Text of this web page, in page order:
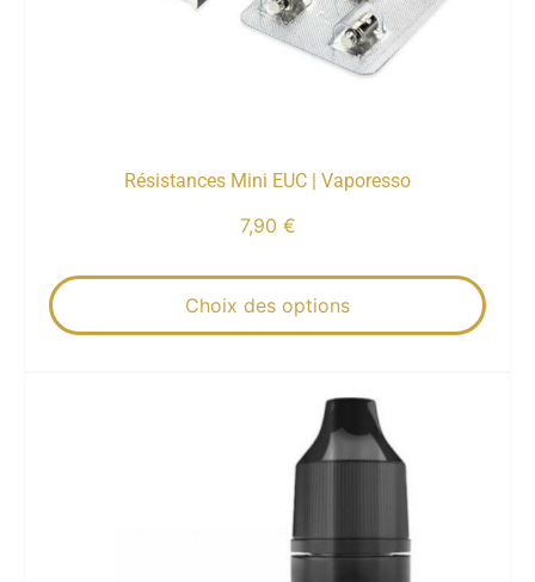
Résistances Mini EUC | Vaporesso
7,90 €
Choix des options